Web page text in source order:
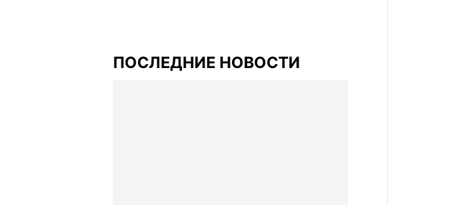
ПОСЛЕДНИЕ НОВОСТИ